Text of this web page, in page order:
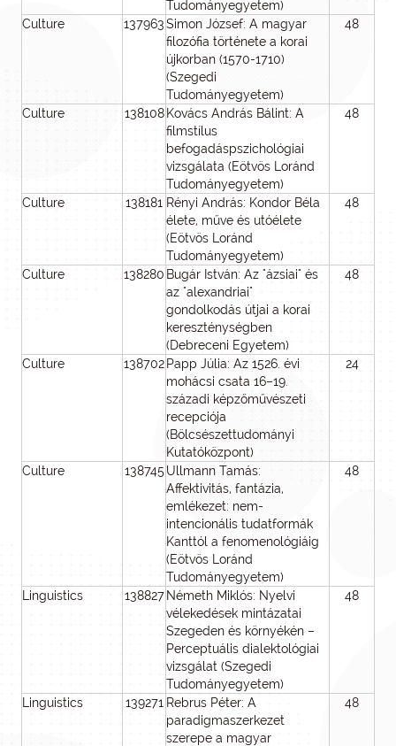
Tudományegyetem)
Culture 137963Simon József: A magyar
filozófia története a korai
újkorban (1570-1710)
(Szegedi
Tudományegyetem)
48
Culture 138108 Kovács András Bálint: A
filmstílus
befogadáspszichológiai
vizsgálata (Eötvös Loránd
Tudományegyetem)
48
Culture 138181 Rényi András: Kondor Béla
élete, műve és utóélete
(Eötvös Loránd
Tudományegyetem)
48
Culture 138280 Bugár István: Az "ázsiai" és
az "alexandriai"
gondolkodás útjai a korai
kereszténységben
(Debreceni Egyetem)
48
Culture 138702 Papp Júlia: Az 1526. évi
mohácsi csata 16–19.
századi képzőművészeti
recepciója
(Bölcsészettudományi
Kutatóközpont)
24
Culture 138745 Ullmann Tamás:
Affektivitás, fantázia,
emlékezet: nem-
intencionális tudatformák
Kanttól a fenomenológiáig
(Eötvös Loránd
Tudományegyetem)
48
Linguistics 138827 Németh Miklós: Nyelvi
vélekedések mintázatai
Szegeden és környékén –
Perceptuális dialektológiai
vizsgálat (Szegedi
Tudományegyetem)
48
Linguistics 139271 Rebrus Péter: A
paradigmaszerkezet
szerepe a magyar
48